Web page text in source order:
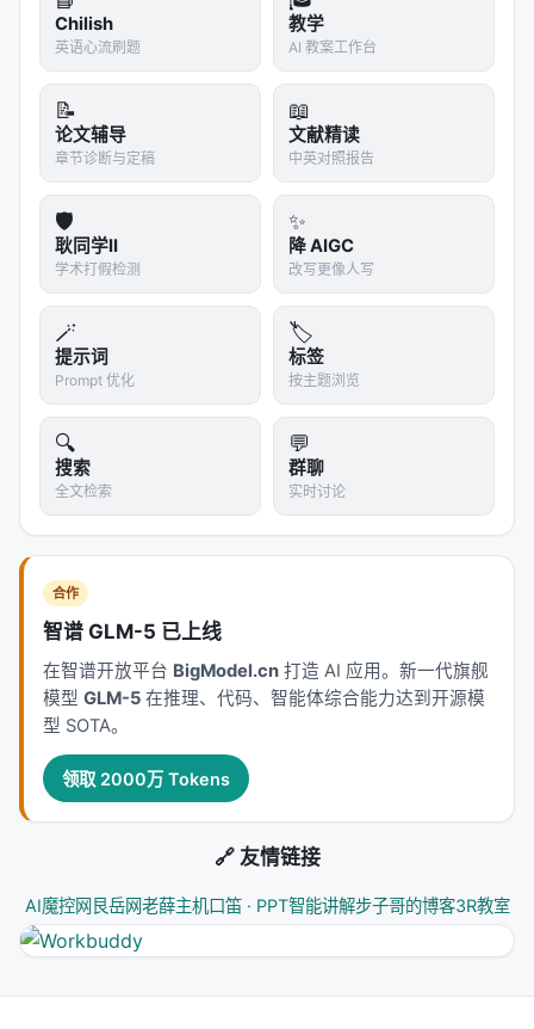
Domain-specific Question Answering with Hybr
id Search, Dec 2024, arxiv
Efficient Knowledge Graph Construction and R
etrieval from Unstructured…
Modernizing Facebook Scoped Search: Keywor
d and Embedding Hybrid Retri…
参考文献
原文：Hybrid Hierarchical Retrieval for Open-
Domain Question Answering, Jul 2023, ACL
2023. arXiv / 出版源见链接。
---
深度分析附录
技术脉络定位
荐系统交叉地带。从系统视角看，它回应的是「如何
在 LLM 时代重新分配检索、排序、生成与工具调用的
职责边界」这一核心问题。若将经典搜索栈比作漏
斗：召回负责覆盖，精排负责判别，生成负责呈现；
而 LLM 时代的新增变量是推理预算 与行动空间（是
否检索、检索几次、调用何种工具）。
相关工作纵览
神经信息检索经历从 BM25 到 BERT 交叉编码器、双
LLM 代理的演进。每一代方法都在
性三角中寻找平衡。稠密检索以近似最近邻搜索实现
毫秒级召回，但对领域迁移与长尾查询敏感；交叉编
码器精度高但无法预计算文档表示；生成式方法减少
级联误差却面临索引更新难题。 在推荐侧，从矩阵分
Chilish
英语心流刷题
教学
AI 教案工作台
📝
论文辅导
章节诊断与定稿
📖
文献精读
中英对照报告
🛡️
耿同学II
学术打假检测
✨
降 AIGC
改写更像人写
🪄
提示词
Prompt 优化
🏷️
标签
按主题浏览
🔍
搜索
全文检索
💬
群聊
实时讨论
合作
智谱 GLM-5 已上线
在智谱开放平台 BigModel.cn 打造 AI 应用。新一代旗舰
模型 GLM-5 在推理、代码、智能体综合能力达到开源模
型 SOTA。
领取 2000万 Tokens
🔗 友情链接
AI魔控网 艮岳网老薛主机口笛 · PPT智能讲解步子哥的博客3R教室